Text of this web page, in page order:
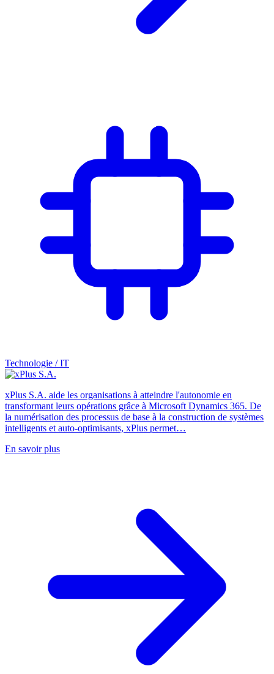
Technologie / IT
xPlus S.A. aide les organisations à atteindre l'autonomie en
transformant leurs opérations grâce à Microsoft Dynamics 365. De
la numérisation des processus de base à la construction de systèmes
intelligents et auto-optimisants, xPlus permet…
En savoir plus